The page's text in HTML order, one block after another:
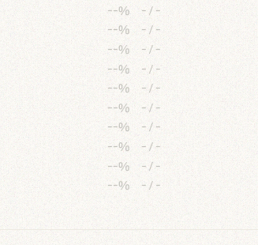
--% - / -
--% - / -
--% - /-
--% - / -
--% -/ -
--% -/ -
--% - / -
--% - / -
--% - / -
--% - / -